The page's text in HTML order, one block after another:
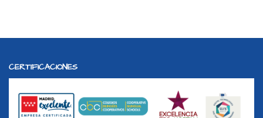
CERTIFICACIONES